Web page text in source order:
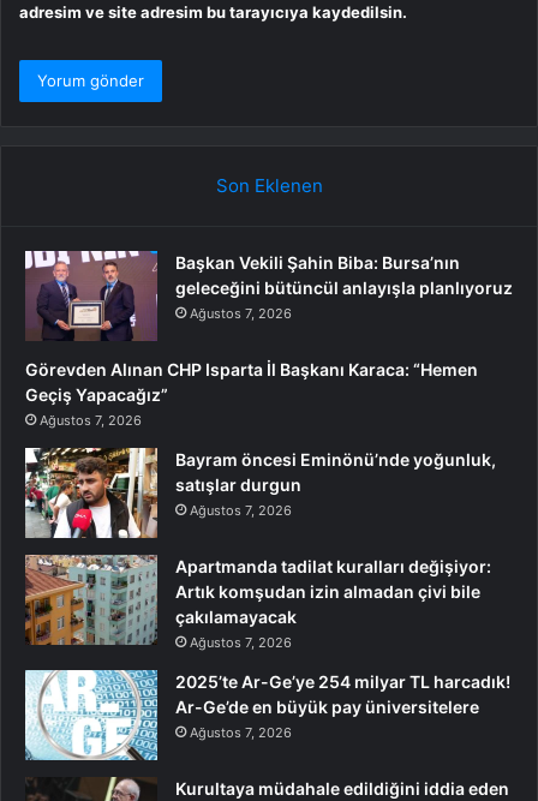
adresim ve site adresim bu tarayıcıya kaydedilsin.
Son Eklenen
Başkan Vekili Şahin Biba: Bursa’nın
geleceğini bütüncül anlayışla planlıyoruz
Ağustos 7, 2026
Görevden Alınan CHP Isparta İl Başkanı Karaca: “Hemen
Geçiş Yapacağız”
Ağustos 7, 2026
Bayram öncesi Eminönü’nde yoğunluk,
satışlar durgun
Ağustos 7, 2026
Apartmanda tadilat kuralları değişiyor:
Artık komşudan izin almadan çivi bile
çakılamayacak
Ağustos 7, 2026
2025’te Ar-Ge’ye 254 milyar TL harcadık!
Ar-Ge’de en büyük pay üniversitelere
Ağustos 7, 2026
Kurultaya müdahale edildiğini iddia eden